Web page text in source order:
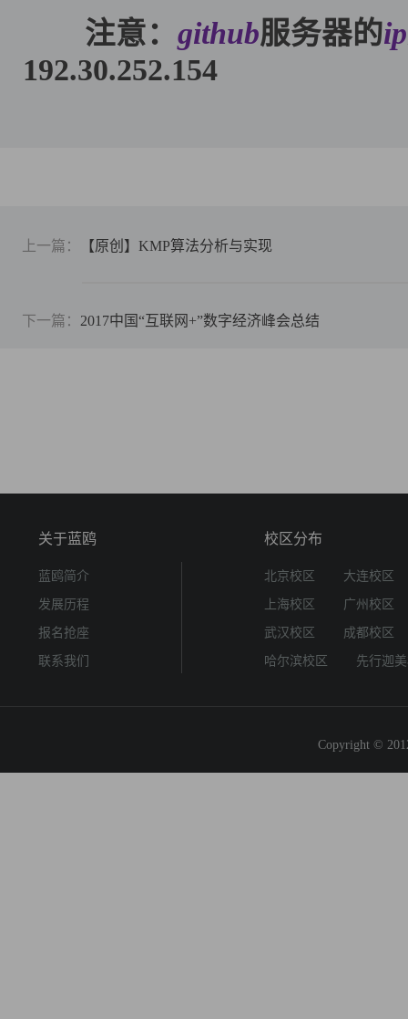
注意： github服务器的ip
192.30.252.154
上一篇： 【原创】KMP算法分析与实现
下一篇： 2017中国“互联网+”数字经济峰会总结
关于蓝鸥
蓝鸥简介
发展历程
报名抢座
联系我们
校区分布
北京校区 大连校区
上海校区 广州校区
武汉校区 成都校区
哈尔滨校区 先行迦
Copyright ©